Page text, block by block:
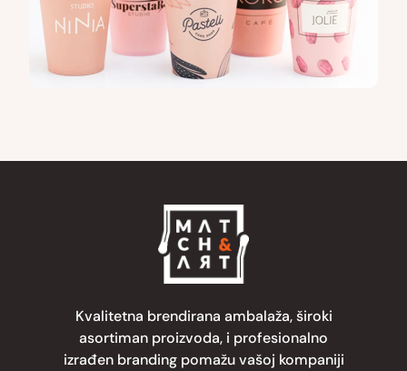
Kvalitetna brendirana ambalaža, široki
asortiman proizvoda, i profesionalno
izrađen branding pomažu vašoj kompaniji